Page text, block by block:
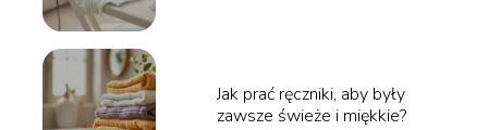
Jak prać ręczniki, aby były
zawsze świeże i miękkie?